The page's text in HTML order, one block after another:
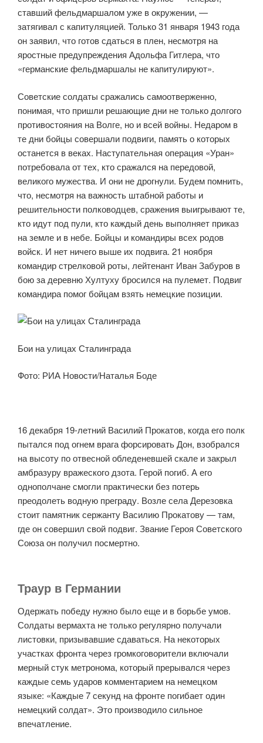
ставший фельдмаршалом уже в окружении, —
затягивал с капитуляцией. Только 31 января 1943 года
он заявил, что готов сдаться в плен, несмотря на
яростные предупреждения Адольфа Гитлера, что
«германские фельдмаршалы не капитулируют».
Советские солдаты сражались самоотверженно,
понимая, что пришли решающие дни не только долгого
противостояния на Волге, но и всей войны. Недаром в
те дни бойцы совершали подвиги, память о которых
останется в веках. Наступательная операция «Уран»
потребовала от тех, кто сражался на передовой,
великого мужества. И они не дрогнули. Будем помнить,
что, несмотря на важность штабной работы и
решительности полководцев, сражения выигрывают те,
кто идут под пули, кто каждый день выполняет приказ
на земле и в небе. Бойцы и командиры всех родов
войск. И нет ничего выше их подвига. 21 ноября
командир стрелковой роты, лейтенант Иван Забуров в
бою за деревню Хултуху бросился на пулемет. Подвиг
командира помог бойцам взять немецкие позиции.
Бои на улицах Сталинграда
Фото: РИА Новости/Наталья Боде
16 декабря 19-летний Василий Прокатов, когда его полк
пытался под огнем врага форсировать Дон, взобрался
на высоту по отвесной обледеневшей скале и закрыл
амбразуру вражеского дзота. Герой погиб. А его
однополчане смогли практически без потерь
преодолеть водную преграду. Возле села Дерезовка
стоит памятник сержанту Василию Прокатову — там,
где он совершил свой подвиг. Звание Героя Советского
Союза он получил посмертно.
Траур в Германии
Одержать победу нужно было еще и в борьбе умов.
Солдаты вермахта не только регулярно получали
листовки, призывавшие сдаваться. На некоторых
участках фронта через громкоговорители включали
мерный стук метронома, который прерывался через
каждые семь ударов комментарием на немецком
языке: «Каждые 7 секунд на фронте погибает один
немецкий солдат». Это производило сильное
впечатление.